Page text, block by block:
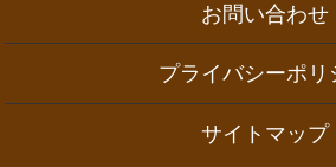
お問い合わせ
プライバシーポリ
サイトマップ